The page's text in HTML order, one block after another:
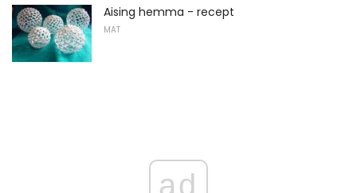
Aising hemma - recept
MAT
ad